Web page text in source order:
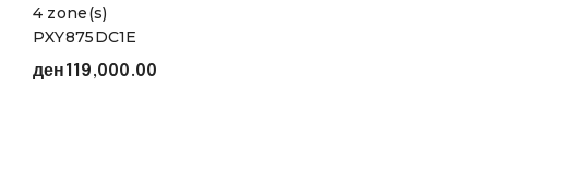
4 zone(s)
PXY875DC1E
ден119,000.00